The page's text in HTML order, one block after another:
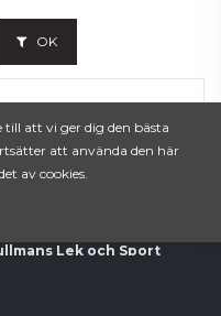
OK
Lek och Sport
till att vi ger dig den bästa
att använda den här
av cookies.